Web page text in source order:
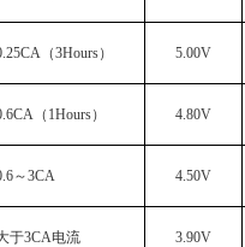
（3Hours） 5.00V
（ 1Hours） 4.80V
～3CA 4.50V
于3CA电流 3.90V